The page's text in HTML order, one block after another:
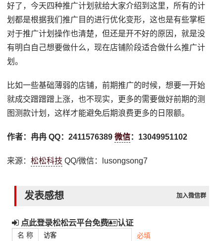
好了，今天四种推广计划就给大家介绍到这里，所有的计
划都是根据我们推广目的进行优化变形，这也是有些掌柜
对于推广计划操作也清楚，但还是开不好的原因，就是没
有明白自己想要做什么，现在店铺阶段适合做什么推广计
划。
比如一些基础薄弱的店铺，前期推广的时候，想要一开始
就成交蹭蹭蹭上涨，也不现实，更多的需要做好前期的测
图测款计划，这样才能避免后期浪费更多的日限额。
作者：冉冉 QQ：2411576389微信：13049951102
来源：松松科技 QQ/微信：lusongsong7
发表感想 加入微信群
点此登录松松云平台免费 认证
名 称 必填